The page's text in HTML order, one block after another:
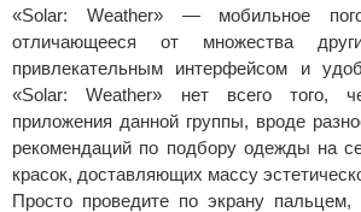
«Solar: Weather» — мобильное
отличающееся от множества
привлекательным интерфейсом и
«Solar: Weather» нет всего того,
приложения данной группы, вроде
рекомендаций по подбору одежды на
красок, доставляющих массу
Просто проведите по экрану пальцем,